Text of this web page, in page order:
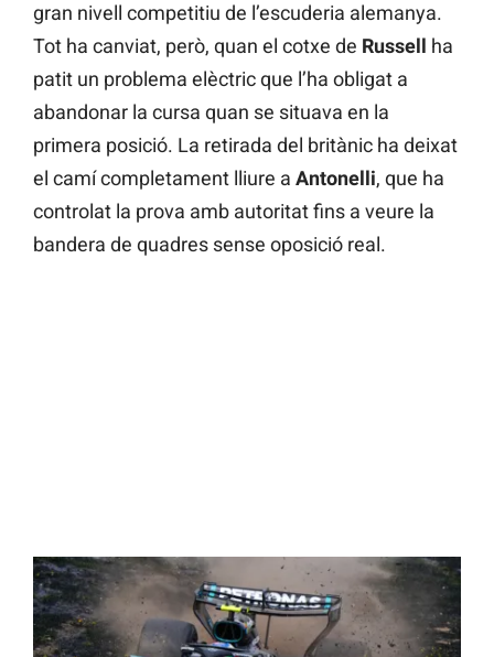
gran nivell competitiu de l’escuderia alemanya.
Tot ha canviat, però, quan el cotxe de Russell ha
patit un problema elèctric que l’ha obligat a
abandonar la cursa quan se situava en la
primera posició. La retirada del britànic ha deixat
el camí completament lliure a Antonelli, que ha
controlat la prova amb autoritat fins a veure la
bandera de quadres sense oposició real.